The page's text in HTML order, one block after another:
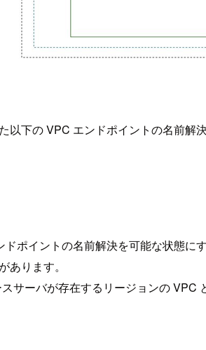
下の VPC エンドポイントの名前解
ポイントの名前解決を可能な状態
ります。
サーバが存在するリージョンの